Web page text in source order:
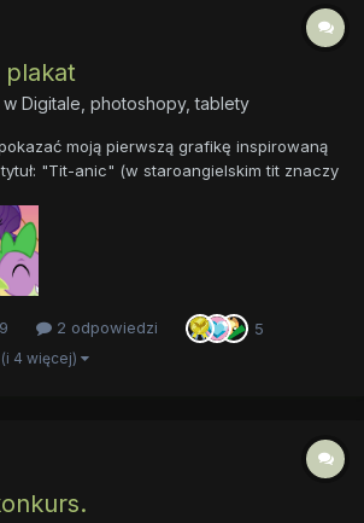
w Digitale, photoshopy, tablety
moją pierwszą grafikę inspirowaną
"Tit-anic" (w staroangielskim tit znaczy
zamiar go sprzedawać jeśli będzie duże
jest fragment z próbk...
2 odpowiedzi 5
(i 4 więcej)